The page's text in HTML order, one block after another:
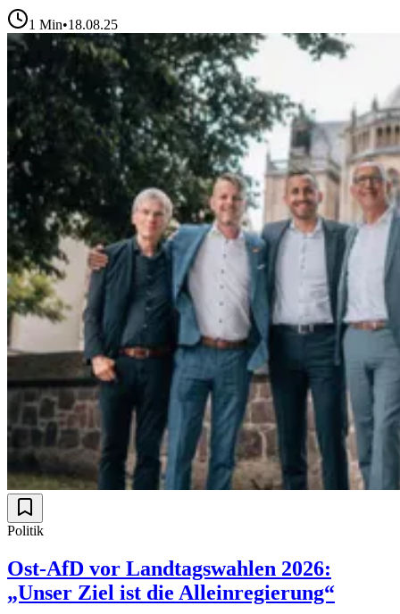
1 Min•18.08.25
Politik
Ost-AfD vor Landtagswahlen 2026:
„Unser Ziel ist die Alleinregierung“